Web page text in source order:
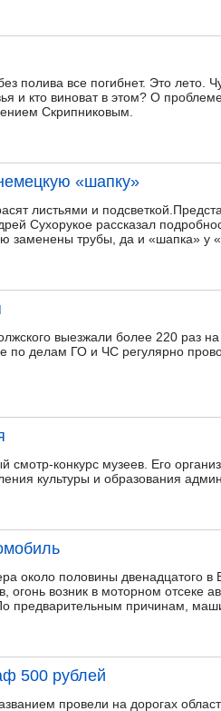
полива все погибнет. Это лето.
и кто виноват в этом? О
Скрипниковым.
«шапку»
листьями и
Сухорукое рассказал
заменены трубы, да и «шапка» у
выезжали более 220 раз
по делам ГО и ЧС регулярно
смотр-конкурс музеев. Его
культуры и образования
около половины двенадцатого
огонь возник в моторном отсеке
причинам,
500 рублей
провели на дорогах